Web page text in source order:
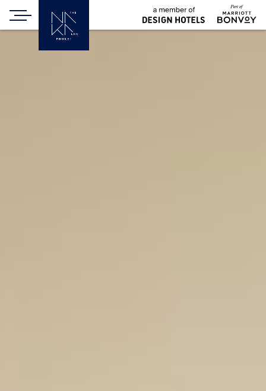
СЛЕДУЮЩИЙ НОМЕР